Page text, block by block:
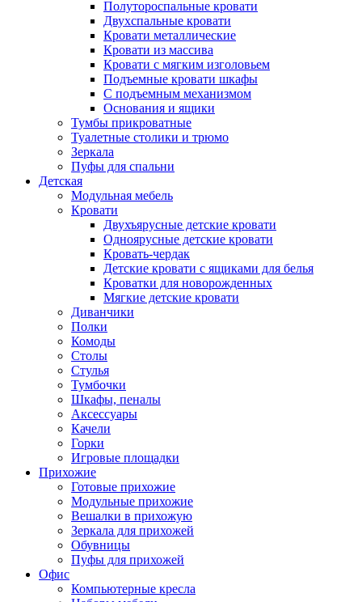
Полутороспальные кровати
Двухспальные кровати
Кровати металлические
Кровати из массива
Кровати с мягким изголовьем
Подъемные кровати шкафы
С подъемным механизмом
Основания и ящики
Тумбы прикроватные
Туалетные столики и трюмо
Зеркала
Пуфы для спальни
Детская
Модульная мебель
Кровати
Двухъярусные детские кровати
Одноярусные детские кровати
Кровать-чердак
Детские кровати с ящиками для белья
Кроватки для новорожденных
Мягкие детские кровати
Диванчики
Полки
Комоды
Столы
Стулья
Тумбочки
Шкафы, пеналы
Аксессуары
Качели
Горки
Игровые площадки
Прихожие
Готовые прихожие
Модульные прихожие
Вешалки в прихожую
Зеркала для прихожей
Обувницы
Пуфы для прихожей
Офис
Компьютерные кресла